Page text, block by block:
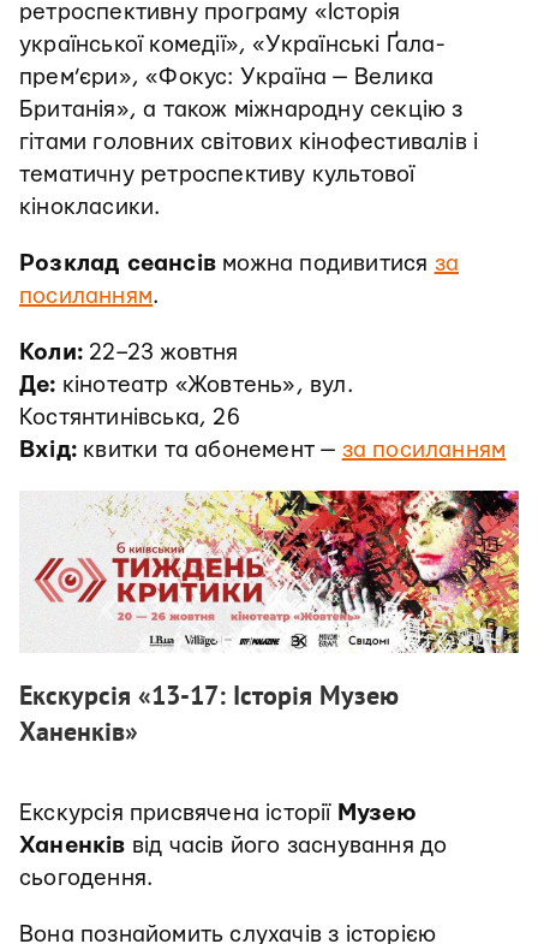
ретроспективну програму «Історія
української комедії», «Українські Ґала-
прем’єри», «Фокус: Україна — Велика
Британія», а також міжнародну секцію з
гітами головних світових кінофестивалів і
тематичну ретроспективу культової
кінокласики.
Розклад сеансів можна подивитися за
посиланням.
Коли: 22–23 жовтня
Де: кінотеатр «Жовтень», вул.
Костянтинівська, 26
Вхід: квитки та абонемент — за посиланням
Екскурсія «13-17: Історія Музею
Ханенків»
Екскурсія присвячена історії Музею
Ханенків від часів його заснування до
сьогодення.
Вона познайомить слухачів з історією